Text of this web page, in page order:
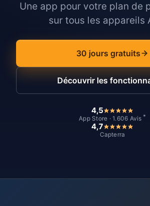
Une app pour votre plan de
sur tous les appareils
30 jours gratuits
Découvrir les
4,5
App Store · 1.606 Avis *
4,7
Capterra